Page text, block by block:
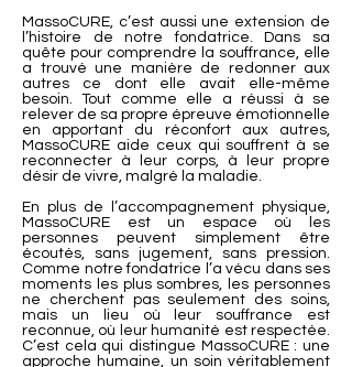
MassoCURE, c’est aussi une extension de
l’histoire de notre fondatrice. Dans sa
quête pour comprendre la souffrance, elle
a trouvé une manière de redonner aux
autres ce dont elle avait elle-même
besoin. Tout comme elle a réussi à se
relever de sa propre épreuve émotionnelle
en apportant du réconfort aux autres,
MassoCURE aide ceux qui souffrent à se
reconnecter à leur corps, à leur propre
désir de vivre, malgré la maladie.
En plus de l’accompagnement physique,
MassoCURE est un espace où les
personnes peuvent simplement être
écoutés, sans jugement, sans pression.
Comme notre fondatrice l’a vécu dans ses
moments les plus sombres, les personnes
ne cherchent pas seulement des soins,
mais un lieu où leur souffrance est
reconnue, où leur humanité est respectée.
C’est cela qui distingue MassoCURE : une
approche humaine, un soin véritablement